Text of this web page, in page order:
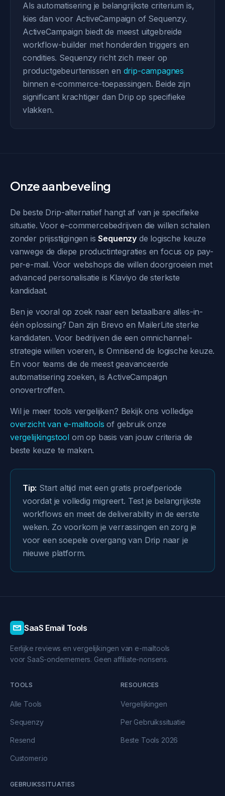
Als automatisering je belangrijkste criterium is,
kies dan voor ActiveCampaign of Sequenzy.
ActiveCampaign biedt de meest uitgebreide
workflow-builder met honderden triggers en
condities. Sequenzy richt zich meer op
productgebeurtenissen en drip-campagnes
binnen e-commerce-toepassingen. Beide zijn
significant krachtiger dan Drip op specifieke
vlakken.
Onze aanbeveling
De beste Drip-alternatief hangt af van je specifieke
situatie. Voor e-commercebedrijven die willen schalen
zonder prijsstijgingen isSequenzy de logische keuze
vanwege de diepe productintegraties en focus op pay-
per-e-mail. Voor webshops die willen doorgroeien met
advanced personalisatie is Klaviyo de sterkste
kandidaat.
Ben je vooral op zoek naar een betaalbare alles-in-
één oplossing? Dan zijn Brevo en MailerLite sterke
kandidaten. Voor bedrijven die een omnichannel-
strategie willen voeren, is Omnisend de logische keuze.
En voor teams die de meest geavanceerde
automatisering zoeken, is ActiveCampaign
onovertroffen.
Wil je meer tools vergelijken? Bekijk ons volledige
overzicht van e-mailtools of gebruik onze
vergelijkingstool om op basis van jouw criteria de
beste keuze te maken.
Tip: Start altijd met een gratis proefperiode
voordat je volledig migreert. Test je belangrijkste
workflows en meet de deliverability in de eerste
weken. Zo voorkom je verrassingen en zorg je
voor een soepele overgang van Drip naar je
nieuwe platform.
SaaS Email Tools
Eerlijke reviews en vergelijkingen van e-mailtools
voor SaaS-ondernemers. Geen affiliate-nonsens.
TOOLS
Alle Tools
Sequenzy
Resend
Customer.io
RESOURCES
Vergelijkingen
Per Gebruikssituatie
Beste Tools 2026
GEBRUIKSSITUATIES